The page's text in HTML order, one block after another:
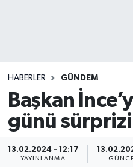
HABERLER GÜNDEM
Başkan
günü sürprizi
13.02.2024 - 12:17
YAYINLANMA